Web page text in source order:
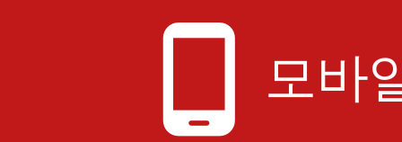
phone_android 모바